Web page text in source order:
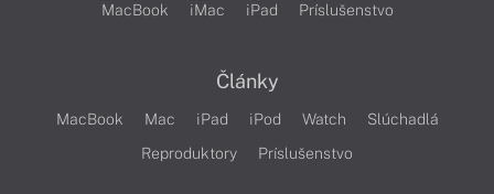
MacBook iMac iPad Príslušenstvo
Články
MacBook Mac iPad iPod Watch
Slúchadlá
Reproduktory
Príslušenstvo